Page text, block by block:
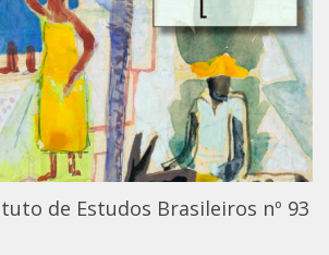
CIEAMP
Correia de Andrade – o divulgador
Estudantis
de Estudos Brasileiros nº 93